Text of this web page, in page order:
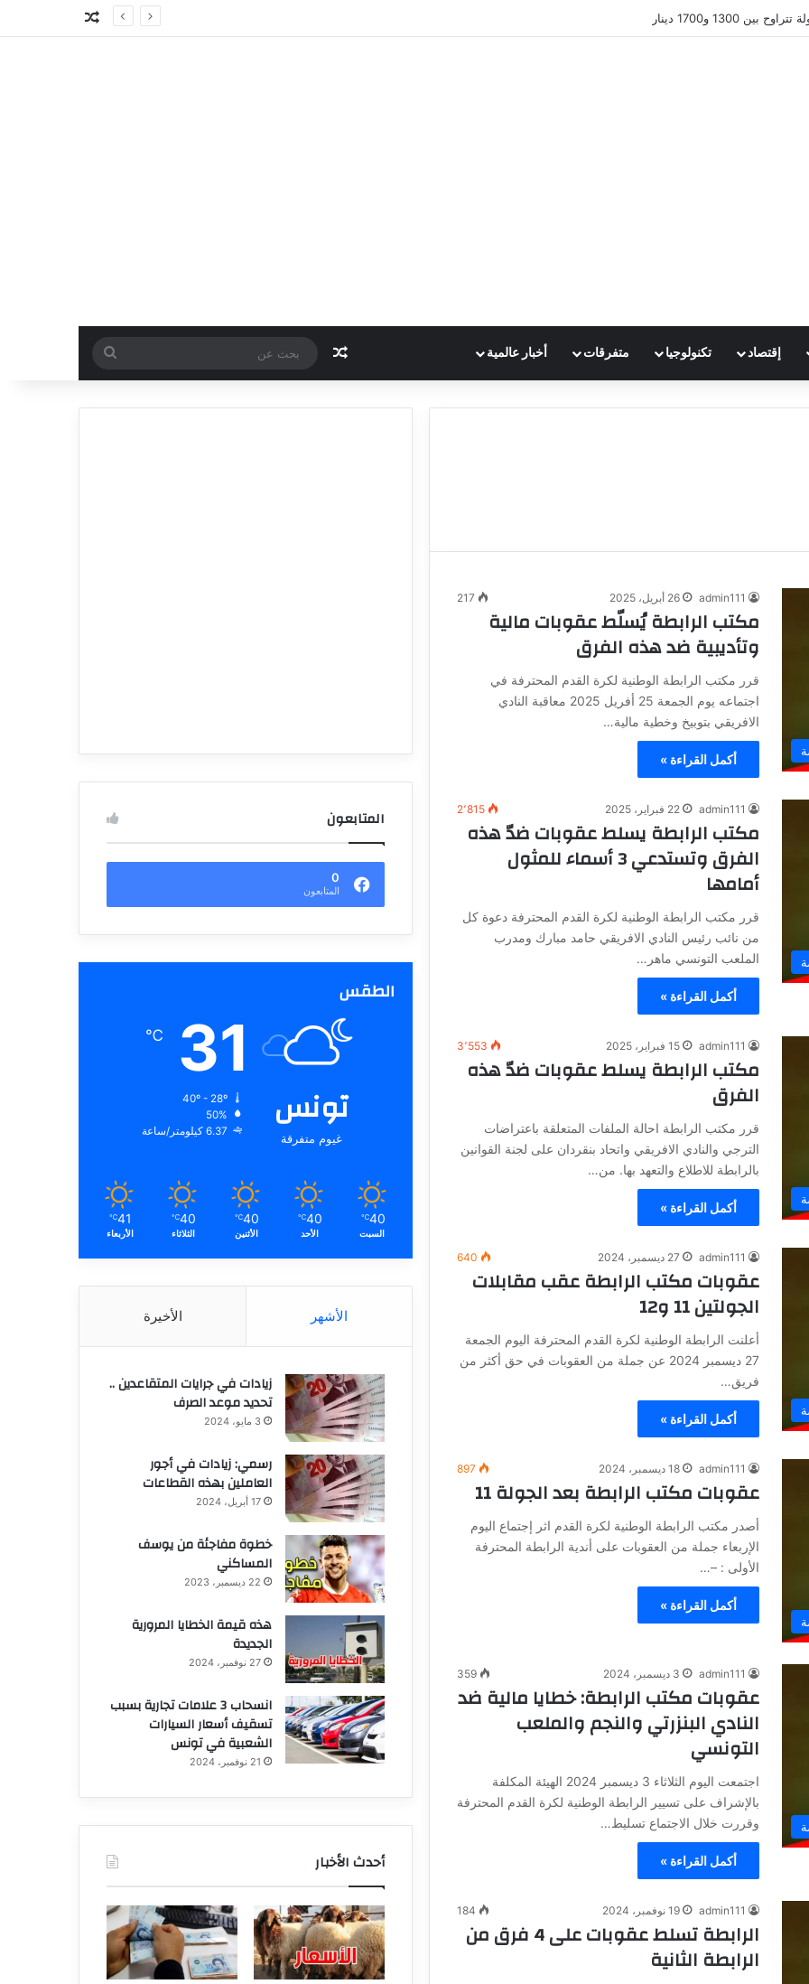
1300 و1700 دينار مقال عشوائي
إقتصاد تكنولوجيا متفرقات أخبار عالمية مقال عشوائي
بحث
عن
admin111 26 أبريل، 2025 217
مكتب الرابطة يُسلّط عقوبات مالية
وتأديبية ضد هذه الفرق
قرر مكتب الرابطة الوطنية لكرة القدم المحترفة في
اجتماعه يوم الجمعة 25 أفريل 2025 معاقبة النادي
الافريقي بتوبيخ وخطية مالية…
أكمل القراءة »
admin111 22 فبراير، 2025 2٬815
مكتب الرابطة يسلط عقوبات ضدّ هذه
الفرق وتستدعي 3 أسماء للمثول
أمامها
قرر مكتب الرابطة الوطنية لكرة القدم المحترفة دعوة كل
من نائب رئيس النادي الافريقي حامد مبارك ومدرب
الملعب التونسي ماهر…
أكمل القراءة »
admin111 15 فبراير، 2025 3٬553
مكتب الرابطة يسلط عقوبات ضدّ هذه
الفرق
قرر مكتب الرابطة احالة الملفات المتعلقة باعتراضات
الترجي والنادي الافريقي واتحاد بنقردان على لجنة القوانين
بالرابطة للاطلاع والتعهد بها. من…
أكمل القراءة »
admin111 27 ديسمبر، 2024 640
عقوبات مكتب الرابطة عقب مقابلات
الجولتين 11 و12
أعلنت الرابطة الوطنية لكرة القدم المحترفة اليوم الجمعة
27 ديسمبر 2024 عن جملة من العقوبات في حق أكثر من
فريق…
أكمل القراءة »
admin111 18 ديسمبر، 2024 897
عقوبات مكتب الرابطة بعد الجولة 11
أصدر مكتب الرابطة الوطنية لكرة القدم اثر إجتماع اليوم
الإربعاء جملة من العقوبات على أندية الرابطة المحترفة
الأولى : –…
أكمل القراءة »
admin111 3 ديسمبر، 2024 359
عقوبات مكتب الرابطة: خطايا مالية ضد
النادي البنزرتي والنجم والملعب
التونسي
اجتمعت اليوم الثلاثاء 3 ديسمبر 2024 الهيئة المكلفة
بالإشراف على تسيير الرابطة الوطنية لكرة القدم المحترفة
وقررت خلال الاجتماع تسليط…
أكمل القراءة »
admin111 19 نوفمبر، 2024 184
الرابطة تسلط عقوبات على 4 فرق من
الرابطة الثانية
المتابعون
0
المتابعون
الطقس
تونس
غيوم متفرقة
31
℃
50%
6.37 كيلومتر/ساعة
40
℃
السبت
40
℃
الأحد
40
℃
الأثنين
40
℃
الثلاثاء
41
℃
الأربعاء
الأشهر الأخيرة
زيادات في جرايات المتقاعدين ..
تحديد موعد الصرف
3 مايو، 2024
رسمي: زيادات في أجور
العاملين بهذه القطاعات
17 أبريل، 2024
خطوة مفاجئة من يوسف
المساكني
22 ديسمبر، 2023
هذه قيمة الخطايا المرورية
الجديدة
27 نوفمبر، 2024
انسحاب 3 علامات تجارية بسبب
تسقيف أسعار السيارات
الشعبية في تونس
21 نوفمبر، 2024
أحدث الأخبار